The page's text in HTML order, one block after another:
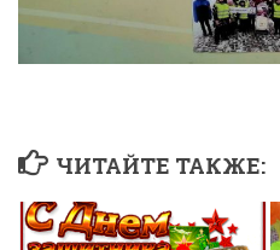
ЧИТАЙТЕ ТАКЖЕ: